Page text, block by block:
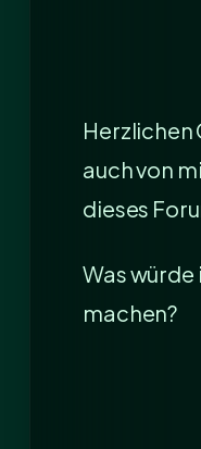
Herzlichen
auch von
dieses
Was würde
machen?